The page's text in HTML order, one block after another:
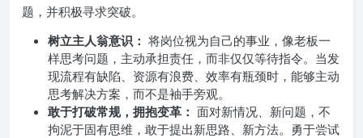
题，并积极寻求突破。
树立主人翁意识： 将岗位视为自己的事业，像老板一
样思考问题，主动承担责任，而非仅仅等待指令。当发
现流程有缺陷、资源有浪费、效率有瓶颈时，能够主动
思考解决方案，而不是袖手旁观。
敢于打破常规，拥抱变革： 面对新情况、新问题，不
拘泥于固有思维，敢于提出新思路、新方法。勇于尝试